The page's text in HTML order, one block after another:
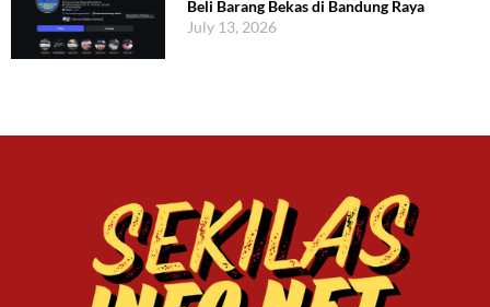
Beli Barang Bekas di Bandung Raya
July 13, 2026